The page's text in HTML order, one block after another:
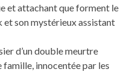
et attachant que forment le
son mystérieux assistant
d’un double meurtre
innocentée par les